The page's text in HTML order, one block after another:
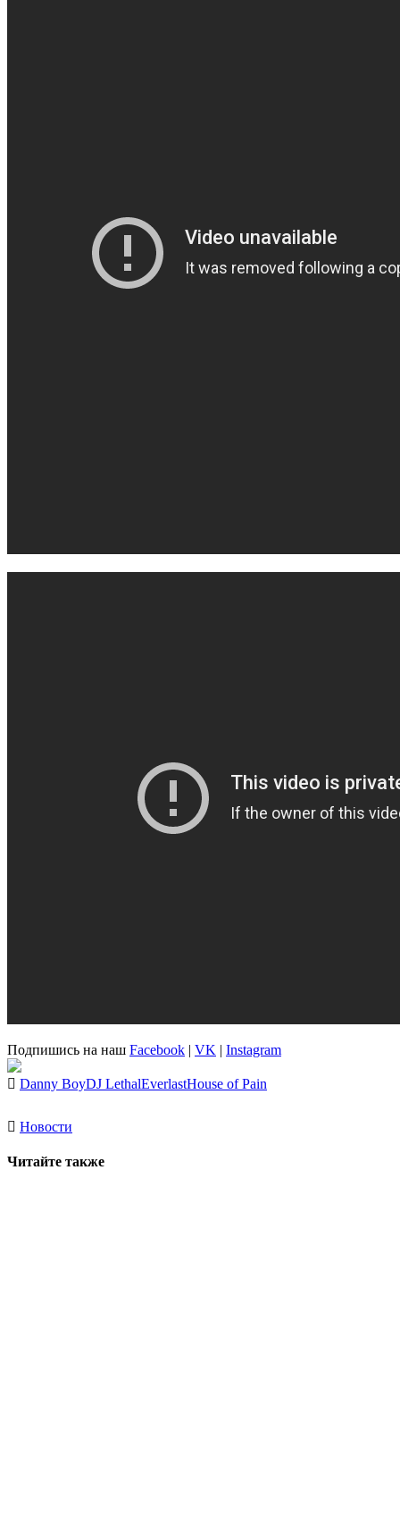
Подпишись на наш Facebook | VK | Instagram
Danny BoyDJ LethalEverlastHouse of Pain
Новости
Читайте также